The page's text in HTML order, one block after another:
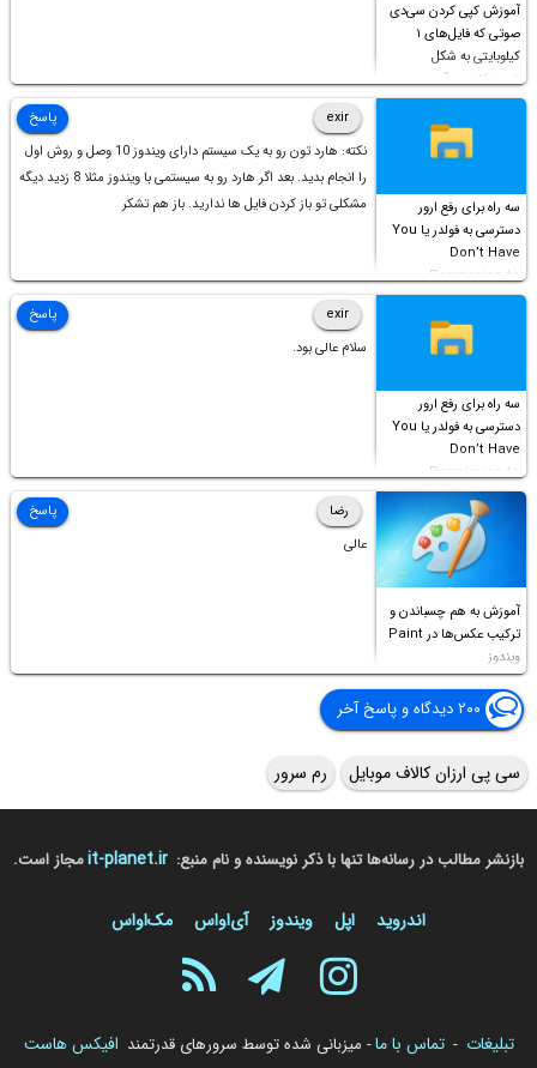
آموزش کپی کردن سی‌دی
صوتی که فایل‌های ۱
کیلوبایتی به شکل
شورت‌کات در آن موجود
است!
سه راه برای رفع ارور
دسترسی به فولدر یا You
Don’t Have
Permission to
Access this folder
exir
نکته: هارد تون رو به یک سیستم دارای ویندوز 10 وصل و روش اول
را انجام بدید. بعد اگر هارد رو به سیستمی با ویندوز مثلا 8 زدید دیگه
مشکلی تو باز کردن فایل ها ندارید. باز هم تشکر
پاسخ
سه راه برای رفع ارور
دسترسی به فولدر یا You
Don’t Have
Permission to
Access this folder
exir
سلام عالی بود.
پاسخ
آموزش به هم چسباندن و
ترکیب عکس‌ها در Paint
ویندوز
رضا
عالی
پاسخ
۲۰۰ دیدگاه و پاسخ آخر
سی پی ارزان کالاف موبایل رم سرور
بازنشر مطالب در رسانه‌ها تنها با ذکر نویسنده و نام منبع: it-planet.irمجاز است.
اندروید اپل ویندوز آی‌او‌اس مک‌او‌اس
تبلیغات - تماس با ما- میزبانی شده توسط سرورهای قدرتمند افیکس هاست